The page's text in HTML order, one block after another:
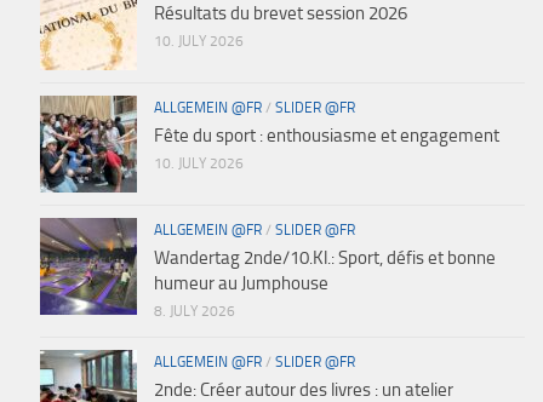
Résultats du brevet session 2026
10. JULY 2026
ALLGEMEIN @FR / SLIDER @FR
Fête du sport : enthousiasme et engagement
10. JULY 2026
ALLGEMEIN @FR / SLIDER @FR
Wandertag 2nde/10.Kl.: Sport, défis et bonne
humeur au Jumphouse
8. JULY 2026
ALLGEMEIN @FR / SLIDER @FR
2nde: Créer autour des livres : un atelier